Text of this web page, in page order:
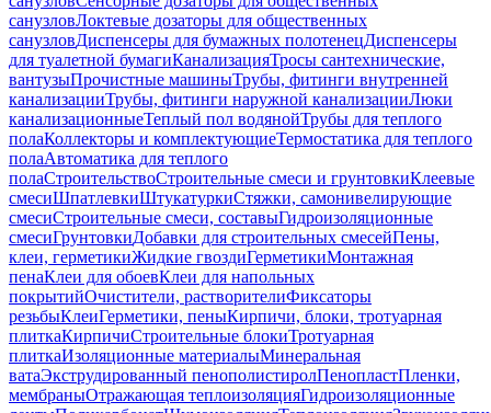
санузловЛоктевые дозаторы для общественных
санузловДиспенсеры для бумажных полотенецДиспенсеры
для туалетной бумагиКанализацияТросы сантехнические,
вантузыПрочистные машиныТрубы, фитинги внутренней
канализацииТрубы, фитинги наружной канализацииЛюки
канализационныеТеплый пол водянойТрубы для теплого
полаКоллекторы и комплектующиеТермостатика для теплого
полаАвтоматика для теплого
полаСтроительствоСтроительные смеси и грунтовкиКлеевые
смесиШпатлевкиШтукатуркиСтяжки, самонивелирующие
смесиСтроительные смеси, составыГидроизоляционные
смесиГрунтовкиДобавки для строительных смесейПены,
клеи, герметикиЖидкие гвоздиГерметикиМонтажная
пенаКлеи для обоевКлеи для напольных
покрытийОчистители, растворителиФиксаторы
резьбыКлеиГерметики, пеныКирпичи, блоки, тротуарная
плиткаКирпичиСтроительные блокиТротуарная
плиткаИзоляционные материалыМинеральная
ватаЭкструдированный пенополистиролПенопластПленки,
мембраныОтражающая теплоизоляцияГидроизоляционные